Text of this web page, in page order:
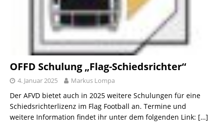
OFFD Schulung „Flag-Schiedsrichter“
4. Januar 2025 Markus Lompa
Der AFVD bietet auch in 2025 weitere Schulungen für eine
Schiedsrichterlizenz im Flag Football an. Termine und
weitere Information findet ihr unter dem folgenden Link: […]